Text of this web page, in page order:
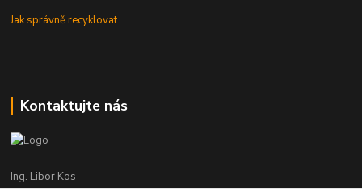
Jak správně recyklovat
Kontaktujte nás
Ing. Libor Kos